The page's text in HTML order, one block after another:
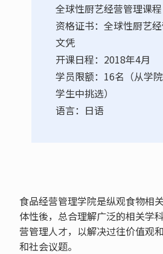
全球性厨艺经营管理课程
资格证书：全球性厨艺
文凭
开课日程：2018年4月
学员限额：16名（从学
学生中挑选）
语言：日语
食品经营管理学院是纵观食物相
体性後，总合理解广泛的相关学
营管理人才，以解决过往价值观
和社会议题。